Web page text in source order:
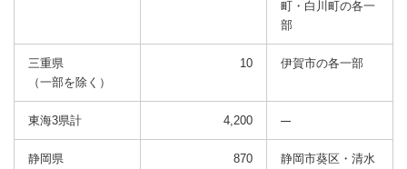
町・白川町の各一
部
三重県
（一部を除く）
10 伊賀市の各一部
東海3県計 4,200
静岡県
870
静岡市葵区・清水